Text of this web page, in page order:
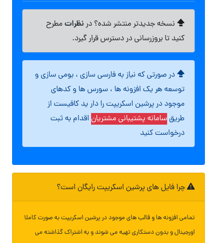
نسخه جدیدتر منتشر شده؟ درنظراتمطرح
کنید تا بروزرسانی در دسترس قرار گیرد.
در صورتی که نیاز به فارسی سازی ، بومی سازی و
توسعه هر یک افزونه ها ، سورس ها و کدهای
موجود در پرشین اسکریپت را دار ید کافیست از
طریقسامانه پشتیبانی مشتریان اقدام به ثبت
درخواست کنید
چرا فایل های پرشین اسکریپت رایگان است؟
تمامی افزونه ها و قالب های موجود در پرشین اسکریپت به صورت کاملا
اورجینال و بدون دستکاری تهیه می شوند و به اشتراک گذاشته می